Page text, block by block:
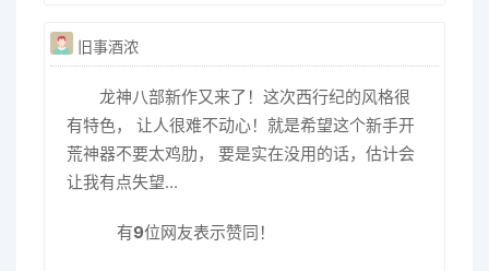
旧事酒浓
龙神八部新作又来了！这次西行纪的风格很
有特色， 让人很难不动心！就是希望这个新手开
荒神器不要太鸡肋， 要是实在没用的话，估计会
让我有点失望...
有9位网友表示赞同！